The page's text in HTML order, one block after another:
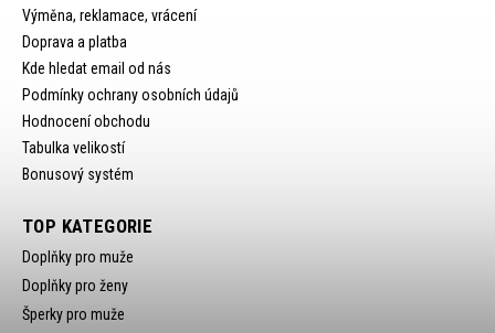
Výměna, reklamace, vrácení
Doprava a platba
Kde hledat email od nás
Podmínky ochrany osobních údajů
Hodnocení obchodu
Tabulka velikostí
Bonusový systém
TOP KATEGORIE
Doplňky pro muže
Doplňky pro ženy
Šperky pro muže